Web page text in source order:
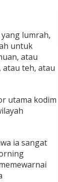
lumrah,
untuk
atau
teh, atau
utama kodim
ia sangat